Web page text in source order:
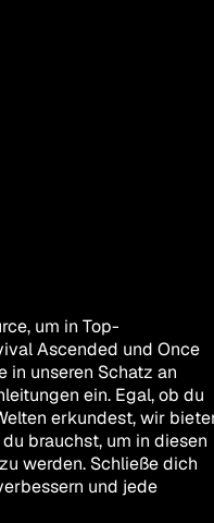
um in Top-
Ascended und Once
in unseren Schatz an
ein. Egal, ob du
erkundest, wir
brauchst, um in diesen
werden. Schließe dich
und jede